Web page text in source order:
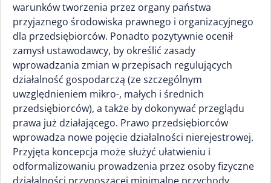
warunków tworzenia przez organy państwa
przyjaznego środowiska prawnego i organizacyjnego
dla przedsiębiorców. Ponadto pozytywnie ocenił
zamysł ustawodawcy, by określić zasady
wprowadzania zmian w przepisach regulujących
działalność gospodarczą (ze szczególnym
uwzględnieniem mikro-, małych i średnich
przedsiębiorców), a także by dokonywać przeglądu
prawa już działającego. Prawo przedsiębiorców
wprowadza nowe pojęcie działalności nierejestrowej.
Przyjęta koncepcja może służyć ułatwieniu i
odformalizowaniu prowadzenia przez osoby fizyczne